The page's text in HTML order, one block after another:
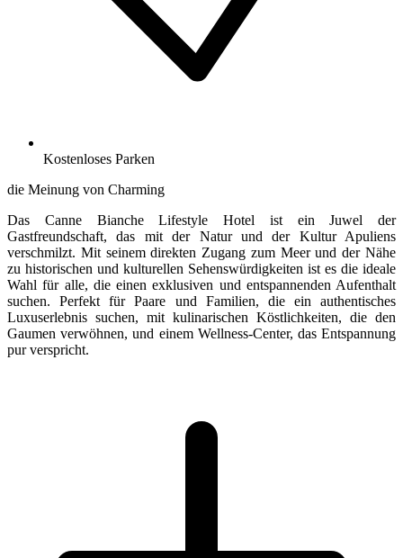
Kostenloses Parken
die Meinung von Charming
Das Canne Bianche Lifestyle Hotel ist ein Juwel der
Gastfreundschaft, das mit der Natur und der Kultur Apuliens
verschmilzt. Mit seinem direkten Zugang zum Meer und der Nähe
zu historischen und kulturellen Sehenswürdigkeiten ist es die ideale
Wahl für alle, die einen exklusiven und entspannenden Aufenthalt
suchen. Perfekt für Paare und Familien, die ein authentisches
Luxuserlebnis suchen, mit kulinarischen Köstlichkeiten, die den
Gaumen verwöhnen, und einem Wellness-Center, das Entspannung
pur verspricht.